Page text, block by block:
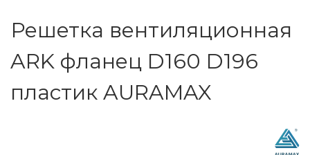
Решетка вентиляционная
ARK фланец D160 D196
пластик AURAMAX